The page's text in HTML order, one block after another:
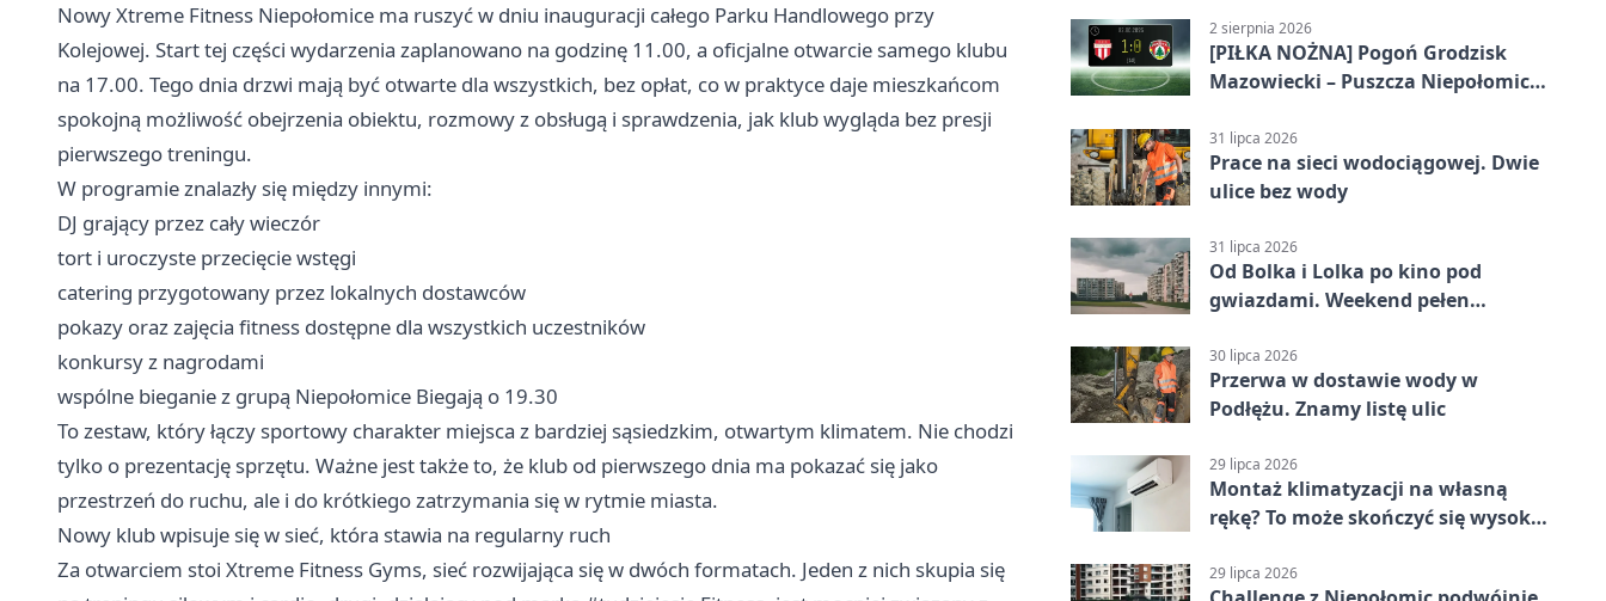
Nowy Xtreme Fitness Niepołomice ma ruszyć w dniu inauguracji całego Parku Handlowego przy
Kolejowej. Start tej części wydarzenia zaplanowano na godzinę 11.00, a oficjalne otwarcie samego klubu
na 17.00. Tego dnia drzwi mają być otwarte dla wszystkich, bez opłat, co w praktyce daje mieszkańcom
spokojną możliwość obejrzenia obiektu, rozmowy z obsługą i sprawdzenia, jak klub wygląda bez presji
pierwszego treningu.
W programie znalazły się między innymi:
DJ grający przez cały wieczór
tort i uroczyste przecięcie wstęgi
catering przygotowany przez lokalnych dostawców
pokazy oraz zajęcia fitness dostępne dla wszystkich uczestników
konkursy z nagrodami
wspólne bieganie z grupą Niepołomice Biegają o 19.30
To zestaw, który łączy sportowy charakter miejsca z bardziej sąsiedzkim, otwartym klimatem. Nie chodzi
tylko o prezentację sprzętu. Ważne jest także to, że klub od pierwszego dnia ma pokazać się jako
przestrzeń do ruchu, ale i do krótkiego zatrzymania się w rytmie miasta.
Nowy klub wpisuje się w sieć, która stawia na regularny ruch
Za otwarciem stoi Xtreme Fitness Gyms, sieć rozwijająca się w dwóch formatach. Jeden z nich skupia się
2 sierpnia 2026
[PIŁKA NOŻNA] Pogoń Grodzisk
Mazowiecki – Puszcza Niepołomice
punktów w Betclic 1. lidze
31 lipca 2026
Prace na sieci wodociągowej. Dwie
ulice bez wody
31 lipca 2026
Od Bolka i Lolka po kino pod
gwiazdami. Weekend pełen
30 lipca 2026
Przerwa w dostawie wody w
Podłężu. Znamy listę ulic
29 lipca 2026
Montaż klimatyzacji na własną
rękę? To może skończyć się wysoką
29 lipca 2026